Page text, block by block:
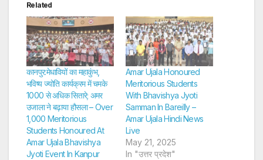
Related
कानपुर:मेधावियों का महाकुंभ,
भविष्य ज्योति कार्यक्रम में चमके
1000 से अधिक सितारे; अमर
उजाला ने बढ़ाया हौसला – Over
1,000 Meritorious
Students Honoured At
Amar Ujala Bhavishya
Jyoti Event In Kanpur
Amar Ujala Honoured
Meritorious Students
With Bhavishya Jyoti
Samman In Bareilly –
Amar Ujala Hindi News
Live
May 21, 2025
In "उत्तर प्रदेश"